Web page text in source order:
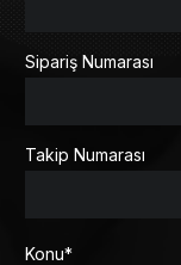
Sipariş Numarası
Takip Numarası
Konu*